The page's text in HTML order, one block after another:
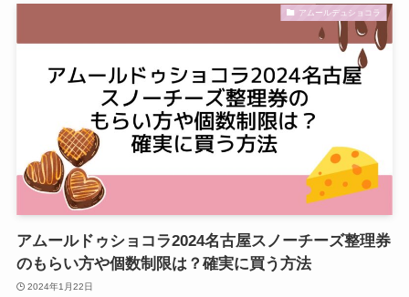
アムールデュショコラ
アムールドゥショコラ2024名古屋スノーチーズ整理券
のもらい方や個数制限は？確実に買う方法
2024年1月22日